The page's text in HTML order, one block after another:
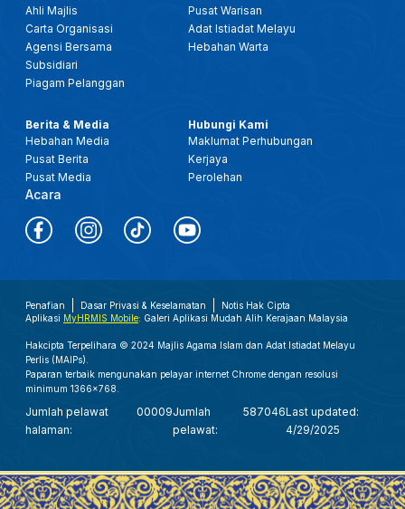
Ahli Majlis
Carta Organisasi
Agensi Bersama
Subsidiari
Piagam Pelanggan
Pusat Warisan
Adat Istiadat Melayu
Hebahan Warta
Berita & Media
Hebahan Media
Pusat Berita
Pusat Media
Acara
Hubungi Kami
Maklumat Perhubungan
Kerjaya
Perolehan
Penafian Dasar Privasi & Keselamatan
Notis Hak Cipta
Aplikasi MyHRMIS Mobile: Galeri Aplikasi Mudah Alih Kerajaan Malaysia
Hakcipta Terpelihara © 2024 Majlis Agama Islam dan Adat Istiadat Melayu
Perlis (MAIPs).
Paparan terbaik mengunakan pelayar internet Chrome dengan resolusi
minimum 1366x768.
Jumlah pelawat
halaman:
00009Jumlah
pelawat:
587046Last updated:
4/29/2025